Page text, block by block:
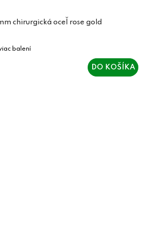
chirurgická oceľ rose gold
DO KOŠÍKA